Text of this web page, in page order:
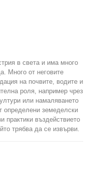
в света и има много
Много от неговите
на почвите, водите и
роля, например чрез
или намаляването
определени земеделски
практики въздействието
трябва да се извърви.